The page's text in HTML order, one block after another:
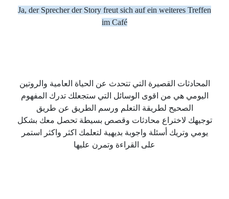
Ja, der Sprecher der Story freut sich auf ein weiteres Treffen
im Café
المحادثات القصيرة التي تتحدث عن الحياة العامية والروتين
اليومي هي من اقوى الوسائل التي ستجعلك تدرك المفهوم
الصحيح لطريقة التعلم ورسم الطريق عن طريق
توجيهك لاختراع محادثات وقصص بسيطة تحصل معك بشكل
يومي وتريك أسئلة واجوبة بديهية لتعلمك اكثر واكثر استمر
على القراءة وتمرن عليها